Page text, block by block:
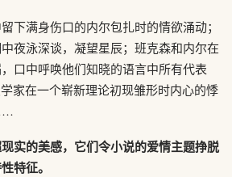
下满身伤口的内尔包扎时的情欲涌动；
夜泳深谈，凝望星辰；班克森和内尔在
口中呼唤他们知晓的语言中所有代表
家在一个崭新理论初现雏形时内心的悸
实的美感，它们令小说的爱情主题挣脱
特征。